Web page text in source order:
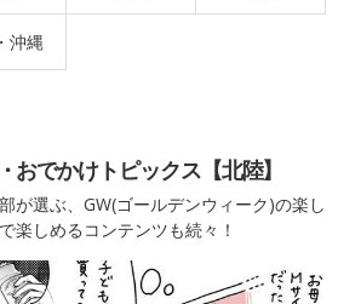
沖縄
おでかけトピックス【北陸】
が選ぶ、GW(ゴールデンウィーク)の楽し
楽しめるコンテンツも続々！